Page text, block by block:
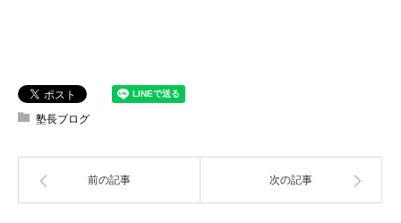
塾長ブログ
前の記事 次の記事